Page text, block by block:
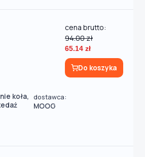
koła, dostawca:
MOOG
cena brutto:
94.00 zł
65.14 zł
Do koszyka